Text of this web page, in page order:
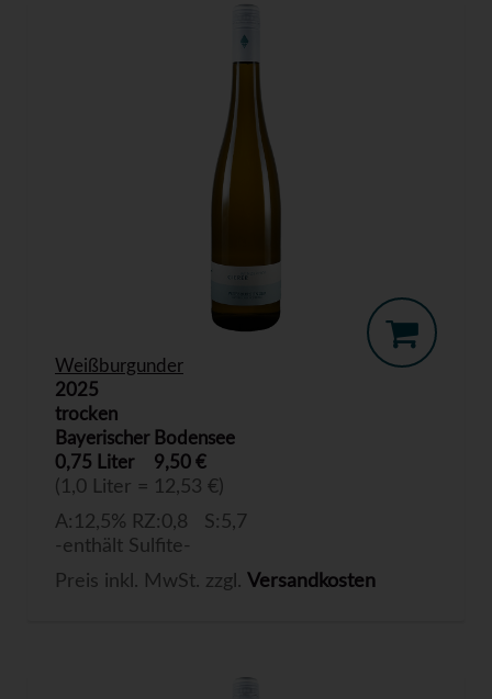
Weißburgunder
2025
trocken
Bayerischer Bodensee
0,75 Liter
9,50 €
(1,0 Liter = 12,53 €)
A:12,5% RZ:0,8 S:5,7
-enthält Sulfite-
Preis inkl. MwSt. zzgl. Versandkosten